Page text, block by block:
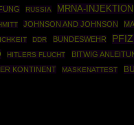
RUSSIA MRNA-INJEKTION
JOHNSON AND JOHNSON
DDR BUNDESWEHR
HITLERS FLUCHT BITWIG
KONTINENT MASKENATTEST